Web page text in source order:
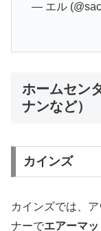
— エル
ホームセン
ナンなど）
カインズ
カインズでは、
ナーでエアーマ